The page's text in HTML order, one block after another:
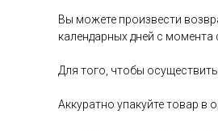
Вы можете произвести
календарных дней с момента
Для того, чтобы
Аккуратно упакуйте товар в